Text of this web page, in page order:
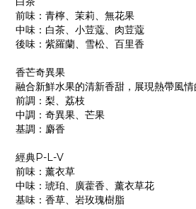
前味：青檸、茉莉、無花果
中味：白茶、小荳蔻、肉荳蔻
後味：紫羅蘭、雪松、百里香
香芒奇異果
融合新鮮水果的清新香甜，展現熱帶風情
前調：梨、荔枝
中調：奇異果、芒果
基調：麝香
經典P-L-V
前味：薰衣草
中味：琥珀、廣藿香、薰衣草花
基味：香草、岩玫瑰樹脂